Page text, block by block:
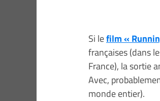
Si lefilm «
françaises (dans
France), la sortie
Avec,
monde entier).